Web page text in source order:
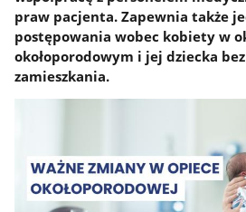
praw pacjenta. Zapewnia także
postępowania wobec kobiety w
okołoporodowym i jej dziecka
zamieszkania.